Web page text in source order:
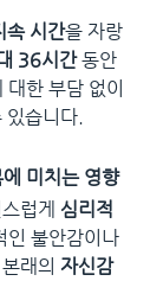
속 시간을 자랑
36시간 동안
한 부담 없이
있습니다.
미치는 영향
럽게 심리적
인 불안감이나
래의 자신감